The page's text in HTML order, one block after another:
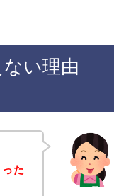
い理由
た